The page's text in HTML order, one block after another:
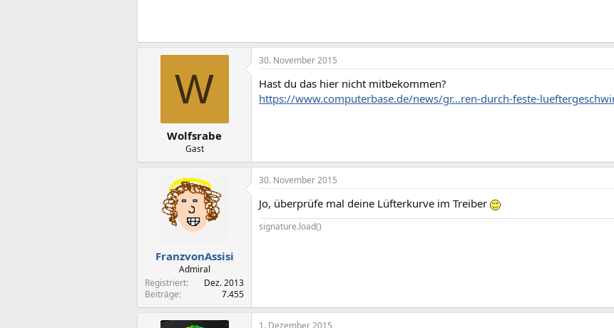
W
Wolfsrabe
Gast
30. November 2015
Hast du das hier nicht mitbekommen?
https://www.computerbase.de/news/gr...ren-durch-feste-
FranzvonAssisi
Admiral
Registriert
Dez. 2013
Beiträge
7.455
30. November 2015
Jo, überprüfe mal deine Lüfterkurve im Treiber
signature.load()
1. Dezember 2015